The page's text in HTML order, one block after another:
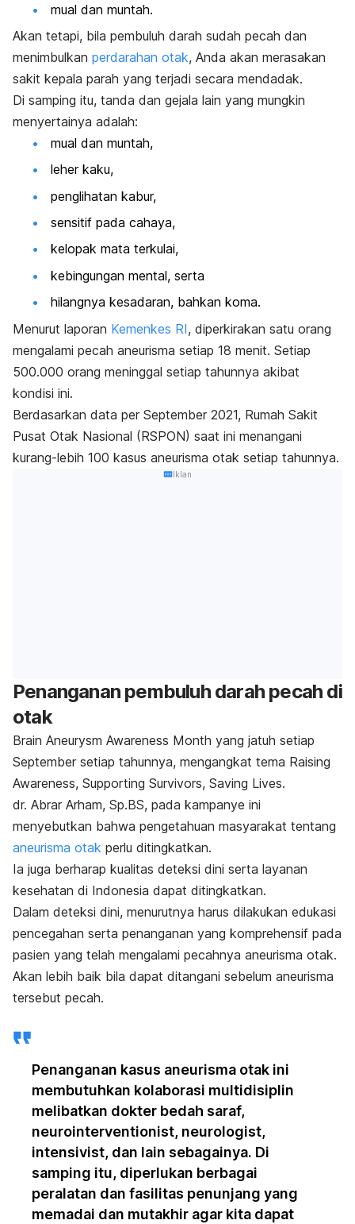
mual dan muntah.
Akan tetapi, bila pembuluh darah sudah pecah dan
menimbulkan perdarahan otak, Anda akan merasakan
sakit kepala parah yang terjadi secara mendadak.
Di samping itu, tanda dan gejala lain yang mungkin
menyertainya adalah:
mual dan muntah,
leher kaku,
penglihatan kabur,
sensitif pada cahaya,
kelopak mata terkulai,
kebingungan mental, serta
hilangnya kesadaran, bahkan koma.
Menurut laporan Kemenkes RI, diperkirakan satu orang
mengalami pecah aneurisma setiap 18 menit. Setiap
500.000 orang meninggal setiap tahunnya akibat
kondisi ini.
Berdasarkan data per September 2021, Rumah Sakit
Pusat Otak Nasional (RSPON) saat ini menangani
kurang-lebih 100 kasus aneurisma otak setiap tahunnya.
Iklan
Penanganan pembuluh darah pecah di
otak
Brain Aneurysm Awareness Month yang jatuh setiap
September setiap tahunnya, mengangkat tema Raising
Awareness, Supporting Survivors, Saving Lives.
dr. Abrar Arham, Sp.BS, pada kampanye ini
menyebutkan bahwa pengetahuan masyarakat tentang
aneurisma otak perlu ditingkatkan.
Ia juga berharap kualitas deteksi dini serta layanan
kesehatan di Indonesia dapat ditingkatkan.
Dalam deteksi dini, menurutnya harus dilakukan edukasi
pencegahan serta penanganan yang komprehensif pada
pasien yang telah mengalami pecahnya aneurisma otak.
Akan lebih baik bila dapat ditangani sebelum aneurisma
tersebut pecah.
Penanganan kasus aneurisma otak ini
membutuhkan kolaborasi multidisiplin
melibatkan dokter bedah saraf,
neurointerventionist, neurologist,
intensivist, dan lain sebagainya. Di
samping itu, diperlukan berbagai
peralatan dan fasilitas penunjang yang
memadai dan mutakhir agar kita dapat